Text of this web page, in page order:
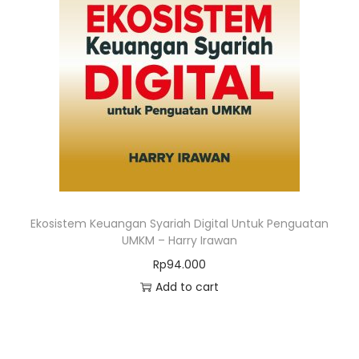
Ekosistem Keuangan Syariah Digital Untuk Penguatan
UMKM – Harry Irawan
Rp94.000
Add to cart